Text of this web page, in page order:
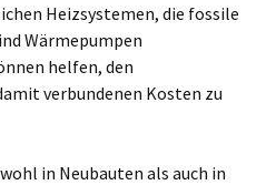
Heizsystemen, die fossile
Wärmepumpen
helfen, den
verbundenen Kosten zu
in Neubauten als auch in